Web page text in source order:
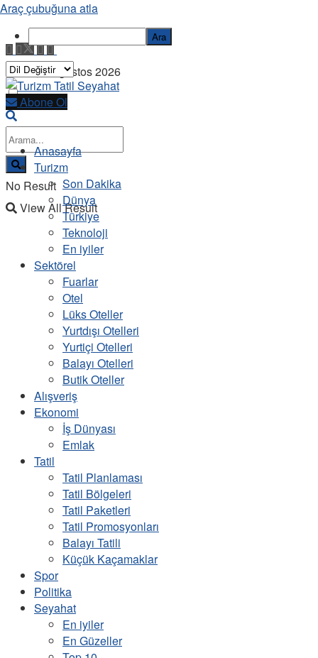
Cuma, 7 Ağustos 2026
No Result
View All Result
Abone Ol
Anasayfa
Turizm
Son Dakika
Dünya
Türkiye
Teknoloji
En iyiler
Sektörel
Fuarlar
Otel
Lüks Oteller
Yurtdışı Otelleri
Yurtiçi Otelleri
Balayı Otelleri
Butik Oteller
Alışveriş
Ekonomi
İş Dünyası
Emlak
Tatil
Tatil Planlaması
Tatil Bölgeleri
Tatil Paketleri
Tatil Promosyonları
Balayı Tatili
Küçük Kaçamaklar
Spor
Politika
Seyahat
En iyiler
En Güzeller
Araç çubuğuna atla
Ara